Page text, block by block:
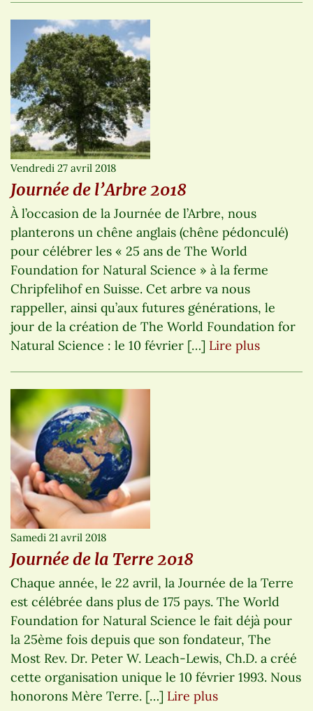
Vendredi 27 avril 2018
Journée de l’Arbre 2018
À l’occasion de la Journée de l’Arbre, nous
planterons un chêne anglais (chêne pédonculé)
pour célébrer les « 25 ans de The World
Foundation for Natural Science » à la ferme
Chripfelihof en Suisse. Cet arbre va nous
rappeller, ainsi qu’aux futures générations, le
jour de la création de The World Foundation for
Natural Science : le 10 février […] Lire plus
Samedi 21 avril 2018
Journée de la Terre 2018
Chaque année, le 22 avril, la Journée de la Terre
est célébrée dans plus de 175 pays. The World
Foundation for Natural Science le fait déjà pour
la 25ème fois depuis que son fondateur, The
Most Rev. Dr. Peter W. Leach-Lewis, Ch.D. a créé
cette organisation unique le 10 février 1993. Nous
honorons Mère Terre. […] Lire plus